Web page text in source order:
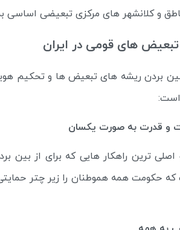
و کلانشهر های مرکزی تبعیضی اساسی
تبعیض های قومی در ایران
بین بردن ریشه های تبعیض ها و تحکیم
و قدرت به صورت یکسان
ترین راهکار هایی که برای از
حکومت همه هموطنان را زیر چتر